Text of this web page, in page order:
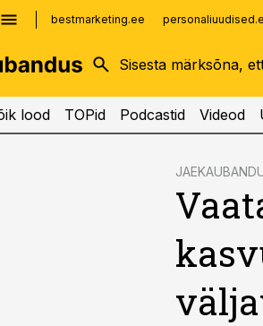
bestmarketing.ee
imelineajalugu.ee
lood TOPid Podcastid Videod